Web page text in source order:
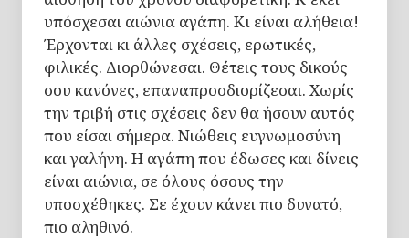
υπόσχεσαι αιώνια αγάπη. Κι είναι αλήθεια!
Έρχονται κι άλλες σχέσεις, ερωτικές,
φιλικές. Διορθώνεσαι. Θέτεις τους δικούς
σου κανόνες, επαναπροσδιορίζεσαι. Χωρίς
την τριβή στις σχέσεις δεν θα ήσουν αυτός
που είσαι σήμερα. Νιώθεις ευγνωμοσύνη
και γαλήνη. Η αγάπη που έδωσες και δίνεις
είναι αιώνια, σε όλους όσους την
υποσχέθηκες. Σε έχουν κάνει πιο δυνατό,
πιο αληθινό.